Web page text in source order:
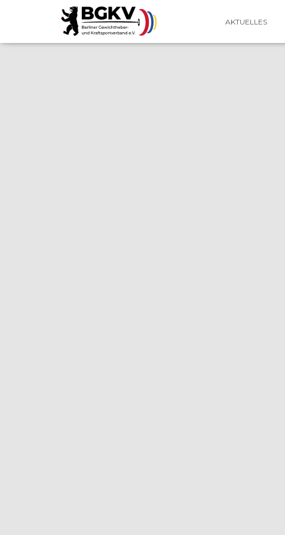
AKTUELLES